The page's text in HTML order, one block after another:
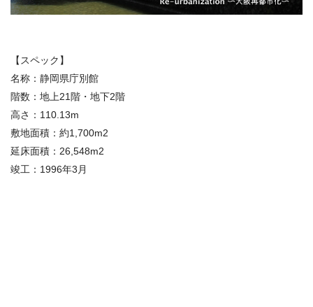
【スペック】
名称：静岡県庁別館
階数：地上21階・地下2階
高さ：110.13m
敷地面積：約1,700m2
延床面積：26,548m2
竣工：1996年3月